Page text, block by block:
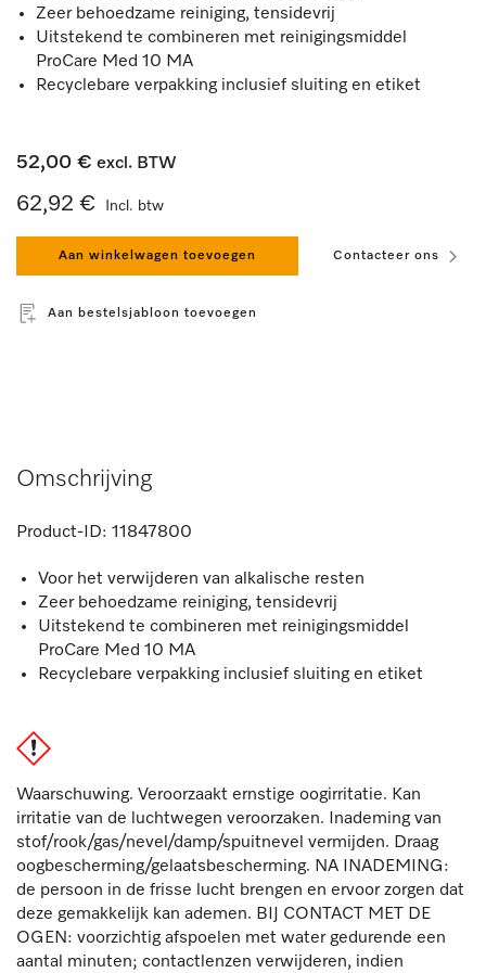
Zeer behoedzame reiniging, tensidevrij
Uitstekend te combineren met reinigingsmiddel
ProCare Med 10 MA
Recyclebare verpakking inclusief sluiting en etiket
52,00 € excl. BTW
62,92 € Incl. btw
Aan winkelwagen toevoegen Contacteer ons
Aan bestelsjabloon toevoegen
Omschrijving
Product-ID: 11847800
Voor het verwijderen van alkalische resten
Zeer behoedzame reiniging, tensidevrij
Uitstekend te combineren met reinigingsmiddel
ProCare Med 10 MA
Recyclebare verpakking inclusief sluiting en etiket
Waarschuwing. Veroorzaakt ernstige oogirritatie. Kan
irritatie van de luchtwegen veroorzaken. Inademing van
stof/rook/gas/nevel/damp/spuitnevel vermijden. Draag
oogbescherming/gelaatsbescherming. NA INADEMING:
de persoon in de frisse lucht brengen en ervoor zorgen dat
deze gemakkelijk kan ademen. BIJ CONTACT MET DE
OGEN: voorzichtig afspoelen met water gedurende een
aantal minuten; contactlenzen verwijderen, indien